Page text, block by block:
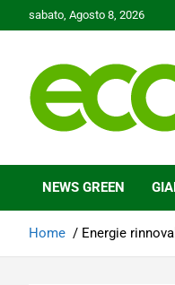
to
sabato, Agosto 8, 2026
Ecoo.it
NEWS GREEN
Home Energie